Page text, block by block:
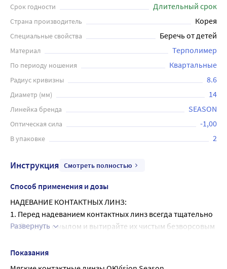
Срок годности Длительный срок
Страна производитель Корея
Специальные свойства Беречь от детей
Материал Терполимер
По периоду ношения Квартальные
Радиус кривизны 8.6
Диаметр (мм) 14
Линейка бренда SEASON
Оптическая сила -1,00
В упаковке 2
Инструкция Смотреть полностью
Способ применения и дозы
НАДЕВАНИЕ КОНТАКТНЫХ ЛИНЗ:
1. Перед надеванием контактных линз всегда тщательно
мойте руки с мылом и вытирайте их чистым безворсовым
2. Аккуратно встряхните блистер с линзой перед
открытием. Осторожно выньте линзу из блистера
Развернуть
Показания